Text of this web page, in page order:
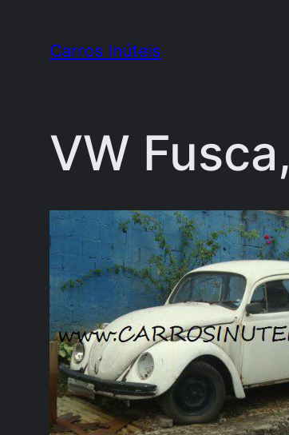
Carros Inúteis
VW